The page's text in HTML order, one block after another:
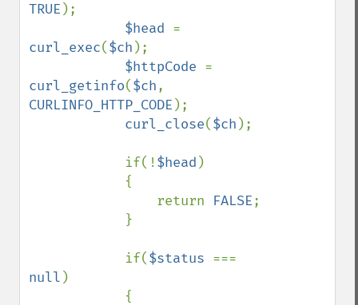
TRUE );
$head
curl_exec($ch );
$httpCode
curl_getinfo($ch
CURLINFO_HTTP_CODE );
curl_close($ch );
            if(!
$head )
                return
FALSE;
            if(
$status
null )